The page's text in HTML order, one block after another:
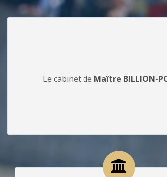
Le cabinet de Maître BILLION-